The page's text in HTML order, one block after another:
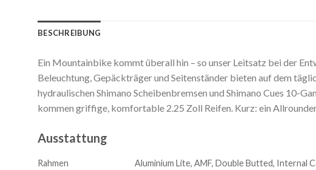
BESCHREIBUNG
Ein Mountainbike kommt überall hin – so unser Leitsatz bei der
Beleuchtung, Gepäckträger und Seitenständer bieten auf dem
hydraulischen Shimano Scheibenbremsen und Shimano Cues 10-
kommen griffige, komfortable 2.25 Zoll Reifen. Kurz: ein
Ausstattung
Rahmen
Aluminium Lite, AMF, Double Butted, Internal